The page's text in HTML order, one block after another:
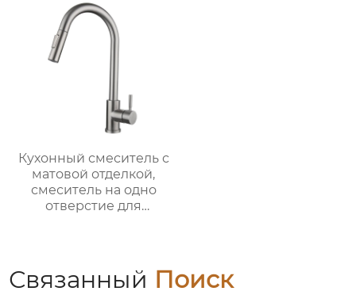
Кухонный смеситель с
матовой отделкой,
смеситель на одно
отверстие для
Связанный Поиск